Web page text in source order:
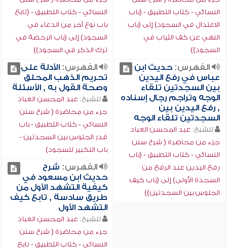
النسائي - كتاب التطبيق - (باب
الاعتدال في السجود) إلى (باب
النهي عن كف الثياب في
السجود))
النسائي - كتاب التطبيق - (تابع
باب نوع آخر من الدعاء في
السجود) إلى (باب الرخصة في
ترك الذكر في السجود))
الفهرس:حديث ابن
عباس في رفع اليدين
بين السجدتين تلقاء
الوجه وتراجم رجال إسناده
, رفع اليدين بين
السجدتين تلقاء الوجه
للشيخ: عبد المحسن العباد
جزء من محاضرة ( شرح سنن
النسائي - كتاب التطبيق - (باب
رفع اليدين عند الرفع من
السجدة الأولى) إلى (باب كيف
الجلوس بين السجدتين))
الفهرس:الأدلة على
تحريم الذهب المحلق
وصحة القول به , الأسئلة
للشيخ: عبد المحسن العباد
جزء من محاضرة ( شرح سنن
النسائي - كتاب التطبيق - باب
قدر الجلوس بين السجدتين -
باب التكبير للسجود)
الفهرس: شرح
حديث ابن مسعود في
كيفية التشهد الأول من
طريق سادسة , تابع كيف
التشهد الأول
للشيخ: عبد المحسن العباد
جزء من محاضرة ( شرح سنن
النسائي - كتاب التطبيق - تابع